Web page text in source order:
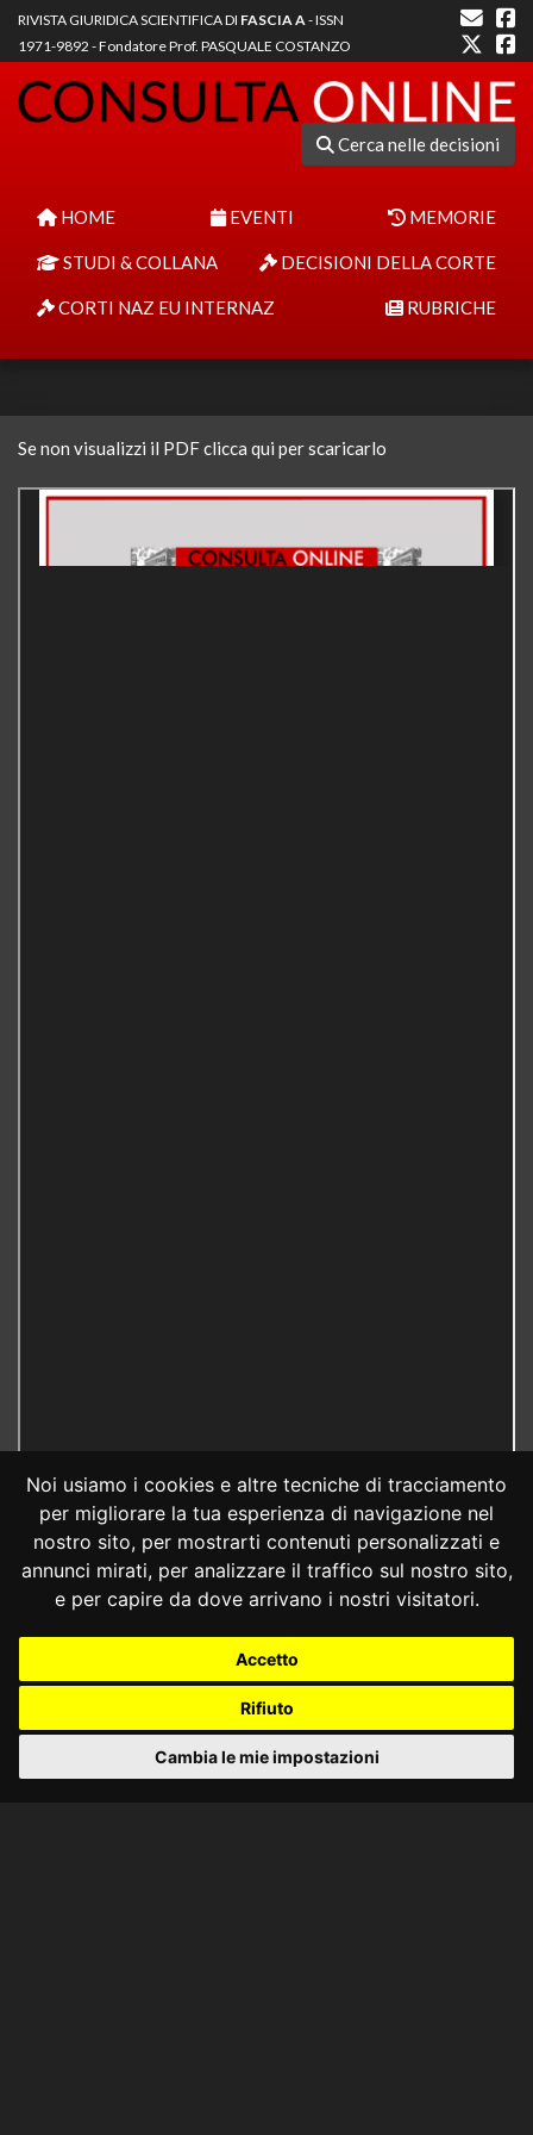
Noi usiamo i cookies e altre tecniche di tracciamento
per migliorare la tua esperienza di navigazione nel
nostro sito, per mostrarti contenuti personalizzati e
annunci mirati, per analizzare il traffico sul nostro sito,
e per capire da dove arrivano i nostri visitatori.
Accetto
Rifiuto
Cambia le mie impostazioni
RIVISTA GIURIDICA SCIENTIFICA DI FASCIA A- ISSN
1971-9892 - Fondatore Prof. PASQUALE COSTANZO
Cerca nelle decisioni
HOME EVENTI MEMORIE
STUDI & COLLANA DECISIONI DELLA CORTE
CORTI NAZ EU INTERNAZ RUBRICHE
Se non visualizzi il PDF clicca qui per scaricarlo